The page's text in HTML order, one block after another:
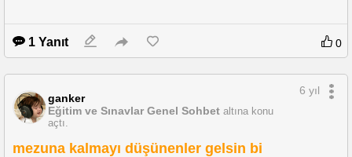
1 Yanıt 0
ganker
Eğitim ve Sınavlar Genel Sohbet altına konu
açtı.
6 yıl
mezuna kalmayı düşünenler gelsin bi